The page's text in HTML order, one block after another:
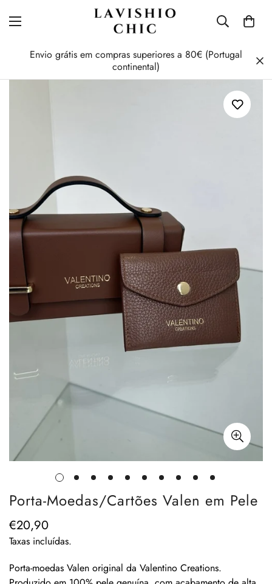
Envio grátis em compras superiores a 80€ (Portugal
continental)
Porta-Moedas/Cartões Valen em Pele
Preço
regular
€20,90
Taxas incluídas.
Porta-moedas Valen original da Valentino Creations.